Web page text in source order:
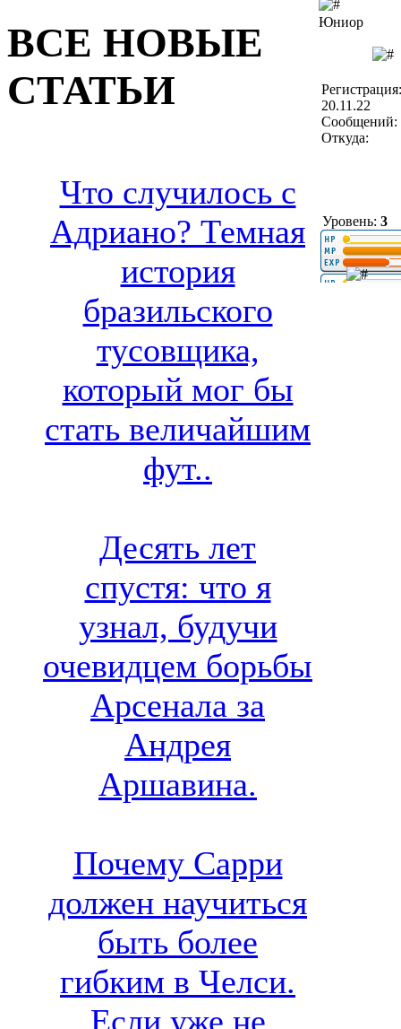
ВСЕ НОВЫЕ
СТАТЬИ
Что случилось с
Адриано? Темная
история
бразильского
тусовщика,
который мог бы
стать величайшим
фут..
Десять лет
спустя: что я
узнал, будучи
очевидцем борьбы
Арсенала за
Андрея
Аршавина.
Почему Сарри
должен научиться
быть более
гибким в Челси.
Если уже не
Юниор
Регистрация:
20.11.22
Сообщений:
Откуда:
Уровень: 3